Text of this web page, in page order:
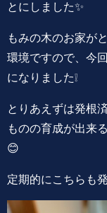
とにしました✨
もみの木のお家が
環境ですので、今
になりました❕
とりあえずは発根
ものの育成が出来
😊
定期的にこちらも